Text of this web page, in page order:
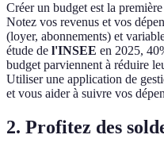
Créer un budget est la
Notez vos revenus et vos
(loyer, abonnements) et
étude de l'INSEE en 2025,
budget parviennent à réduire
Utiliser une application de
et vous aider à suivre vos
2. Profitez des